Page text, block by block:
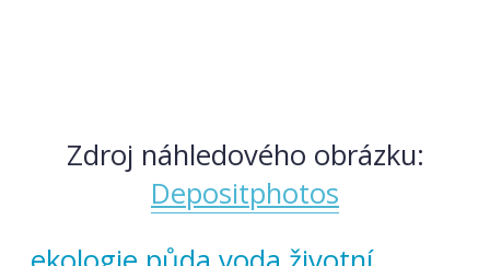
Zdroj náhledového obrázku:
Depositphotos